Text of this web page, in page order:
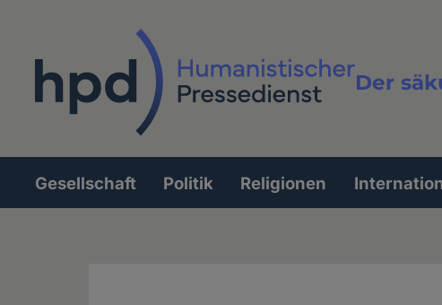
Der
Hauptnavigation
Gesellschaft Politik Religionen